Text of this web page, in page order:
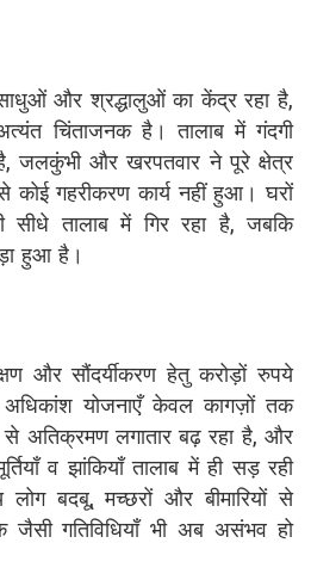
और श्रद्धालुओं का केंद्र रहा है,
चिंताजनक है। तालाब में गंदगी
जलकुंभी और खरपतवार ने पूरे क्षेत्र
कोई गहरीकरण कार्य नहीं हुआ। घरों
सीधे तालाब में गिर रहा है, जबकि
हुआ है।
और सौंदर्यीकरण हेतु करोड़ों रुपये
योजनाएँ केवल कागज़ों तक
से अतिक्रमण लगातार बढ़ रहा है, और
व झांकियाँ तालाब में ही सड़ रही
लोग बदबू, मच्छरों और बीमारियों से
जैसी गतिविधियाँ भी अब असंभव हो